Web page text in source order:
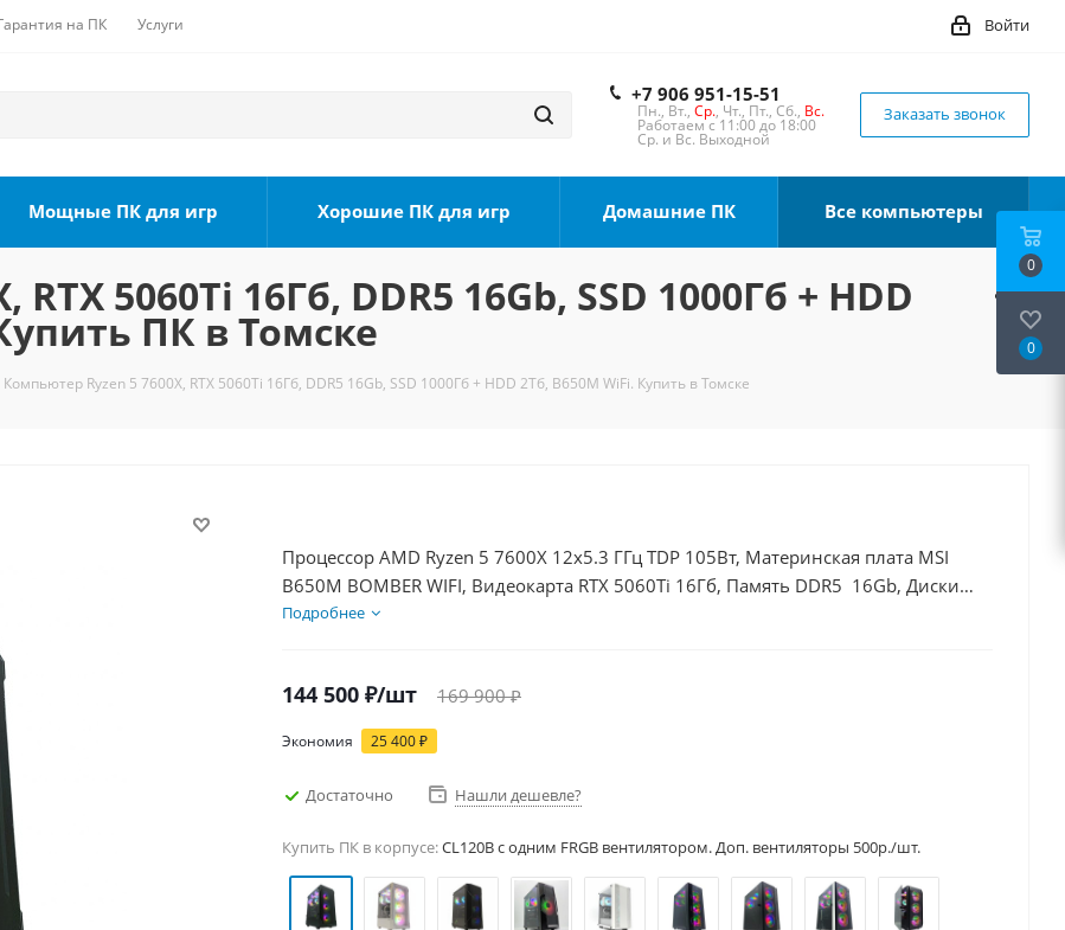
на ПК Услуги Войти
+7 906 951-15-51
Пн., Вт., Ср., Чт., Пт., Сб., Вс.
Работаем с 11:00 до 18:00
Ср. и Вс. Выходной
Заказать звонок
Мощные ПК для игр Хорошие ПК для игр Домашние ПК Все компьютеры
5060Ti 16Гб, DDR5 16Gb, SSD 1000Гб + HDD
ПК в Томске
Компьютер Ryzen 5 7600X, RTX 5060Ti 16Гб, DDR5 16Gb, SSD 1000Гб + HDD 2Тб, B650M WiFi. Купить в Томске
Процессор AMD Ryzen 5 7600X 12x5.3 ГГц TDP 105Вт, Материнская плата MSI
B650M BOMBER WIFI, Видеокарта RTX 5060Ti 16Гб, Память DDR5 16Gb, Диски
SSD 1000Гб + HDD 2Тб, БП 600Вт
Подробнее
144 500 ₽/шт 169 900₽
Экономия 25 400₽
Достаточно Нашли дешевле?
Купить ПК в корпусе:CL120B c одним FRGB вентилятором. Доп. вентиляторы 500р./шт.
0
0